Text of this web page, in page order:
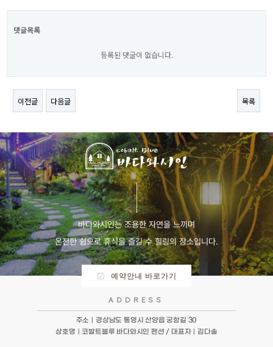
댓글목록
등록된 댓글이 없습니다.
이전글 다음글 목록
바다와시인는 조용한 자연을 느끼며
온전한 쉼으로 휴식을 즐길 수 힐링의 장소입니다.
예약안내 바로가기
ADDRESS
주소｜경상남도 통영시 산양읍 궁항길 30
상호명｜코발트블루 바다와시인 펜션 / 대표자｜김다솔